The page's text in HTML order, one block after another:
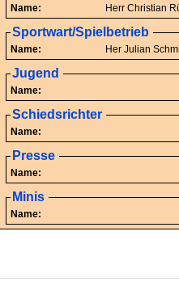
Name: Herr
Sportwart/Spielbetrieb
Name: Her Julian
Jugend
Name:
Schiedsrichter
Name:
Presse
Name:
Minis
Name: